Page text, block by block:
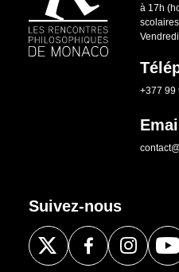
à 17h
+377 99
Suivez-nous